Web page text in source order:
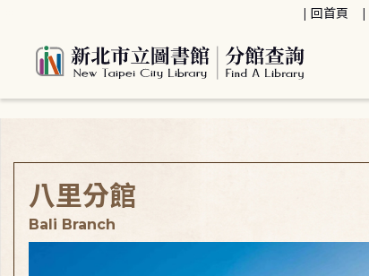
回首頁
八里分館
Bali Branch